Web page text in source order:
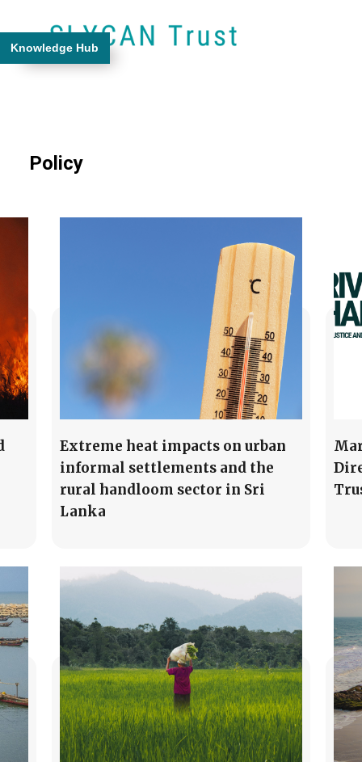
Knowledge Hub
Policy
Extreme heat impacts on urban
informal settlements and the
rural handloom sector in Sri
Lanka